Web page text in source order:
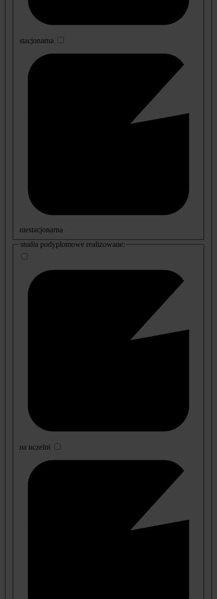
stacjonarna
niestacjonarna
studia podyplomowe realizowane:
na uczelni